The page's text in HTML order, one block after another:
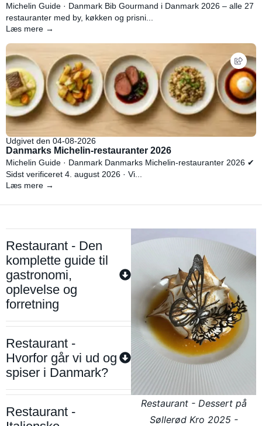
Michelin Guide · Danmark Bib Gourmand i Danmark 2026 – alle 27
restauranter med by, køkken og prisni...
Læs mere →
Udgivet den 04-08-2026
Danmarks Michelin-restauranter 2026
Michelin Guide · Danmark Danmarks Michelin-restauranter 2026 ✔
Sidst verificeret 4. august 2026 · Vi...
Læs mere →
Restaurant - Den
komplette guide til
gastronomi,
oplevelse og
forretning
Restaurant -
Hvorfor går vi ud og
spiser i Danmark?
Restaurant -
Restaurant - Dessert på
Søllerød Kro 2025 -